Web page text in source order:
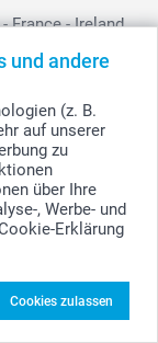
und andere
(z. B.
auf unserer
zu
über Ihre
, Werbe- und
Erklärung
Cookies zulassen
- France - Ireland
Suisse -
zzgl. Versandkosten.